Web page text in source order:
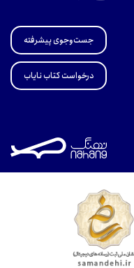
جست‌وجوی پیشرفته
درخواست کتاب نایاب